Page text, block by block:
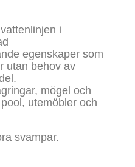
i
egenskaper som
utan behov av
mögel och
utemöbler och
svampar.